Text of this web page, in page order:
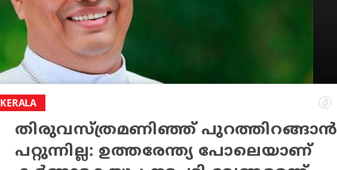
KERALA
തിരുവസ്ത്രമണിഞ്ഞ് പുറത്തിറങ്ങാന്‍
പറ്റുന്നില്ല: ഉത്തരേന്ത്യ പോലെയാണ്